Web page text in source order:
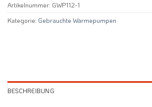
Artikelnummer: GWP112-1
Kategorie: Gebrauchte Wärmepumpen
BESCHREIBUNG